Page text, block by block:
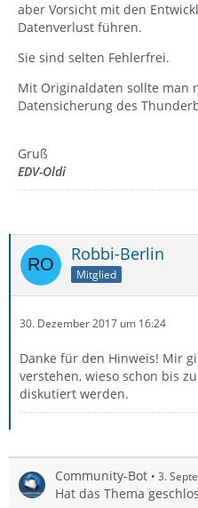
aber Vorsicht mit den
Datenverlust führen.
Sie sind selten Fehlerfrei.
Mit Originaldaten sollte man
Datensicherung des
Gruß
EDV-Oldi
Robbi-Berlin
Mitglied
30. Dezember 2017 um 16:24
Danke für den Hinweis! Mir
verstehen, wieso schon bis
diskutiert werden.
Community-Bot 3.
Hat das Thema